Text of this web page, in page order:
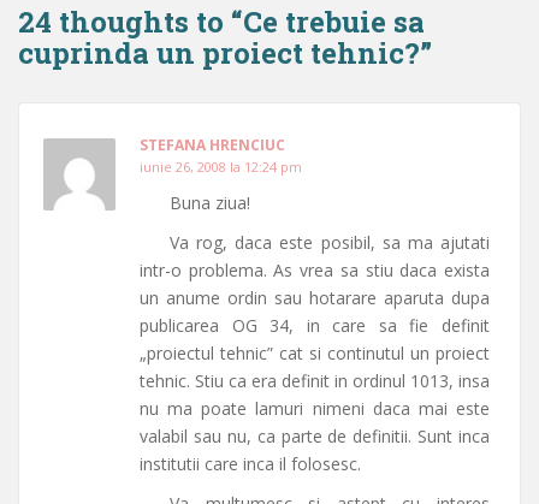
24 thoughts to “Ce trebuie sa
cuprinda un proiect tehnic?”
STEFANA HRENCIUC
iunie 26, 2008 la 12:24 pm
Buna ziua!
Va rog, daca este posibil, sa ma ajutati
intr-o problema. As vrea sa stiu daca exista
un anume ordin sau hotarare aparuta dupa
publicarea OG 34, in care sa fie definit
„proiectul tehnic” cat si continutul un proiect
tehnic. Stiu ca era definit in ordinul 1013, insa
nu ma poate lamuri nimeni daca mai este
valabil sau nu, ca parte de definitii. Sunt inca
institutii care inca il folosesc.